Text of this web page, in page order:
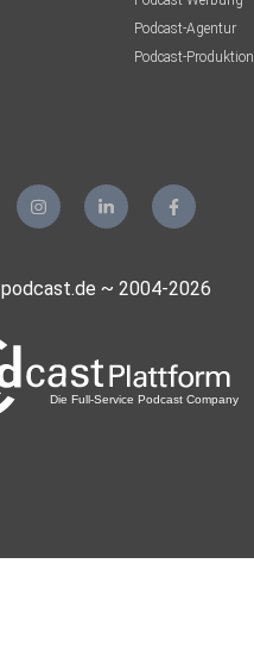
Podcast-Agentur
Podcast-Produktion
podcast.de ~ 2004-2026